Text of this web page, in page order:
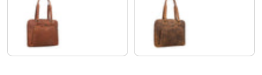
namibia - marron torino - marron